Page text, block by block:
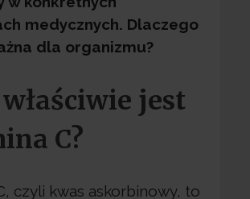
medycznych. Dlaczego
dla organizmu?
jest
C?
czyli kwas askorbinowy, to